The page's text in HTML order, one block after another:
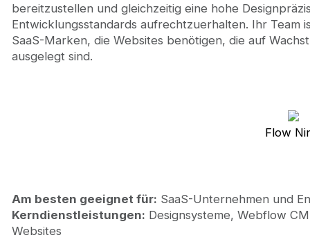
bereitzustellen und gleichzeitig eine hohe
Entwicklungsstandards aufrechtzuerhalten. Ihr
SaaS-Marken, die Websites benötigen, die auf
ausgelegt sind.
Flow
Am besten geeignet für: SaaS-Unternehmen und
Kerndienstleistungen: Designsysteme, Webflow
Websites